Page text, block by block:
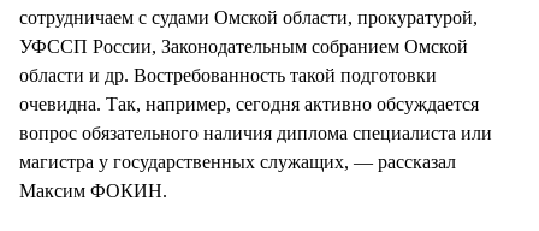
сотрудничаем с судами Омской области, прокуратурой,
УФССП России, Законодательным собранием Омской
области и др. Востребованность такой подготовки
очевидна. Так, например, сегодня активно обсуждается
вопрос обязательного наличия диплома специалиста или
магистра у государственных служащих, — рассказал
Максим ФОКИН.